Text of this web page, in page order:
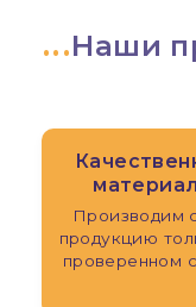
Наши
Производим
продукцию
проверенном